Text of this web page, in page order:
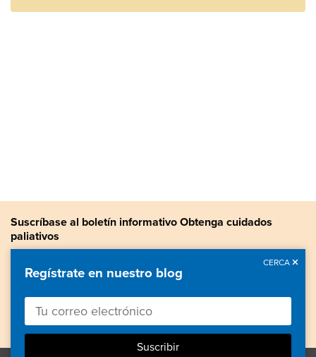
Suscríbase al boletín informativo Obtenga cuidados
paliativos
Manténgase actualizado con noticias sobre cuidados paliativos,
información valiosa, historias de pacientes y más.
Regístrate en nuestro blog
CERCA